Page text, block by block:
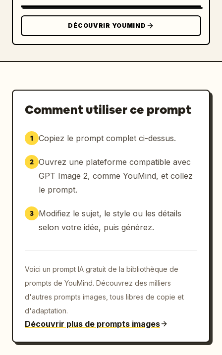
DÉCOUVRIR YOUMIND
Comment utiliser ce prompt
1 Copiez le prompt complet ci-dessus.
2 Ouvrez une plateforme compatible avec
GPT Image 2, comme YouMind, et collez
le prompt.
3
Modifiez le sujet, le style ou les détails
selon votre idée, puis générez.
Voici un prompt IA gratuit de la bibliothèque de
prompts de YouMind. Découvrez des milliers
d'autres prompts images, tous libres de copie et
d'adaptation.
Découvrir plus de prompts images